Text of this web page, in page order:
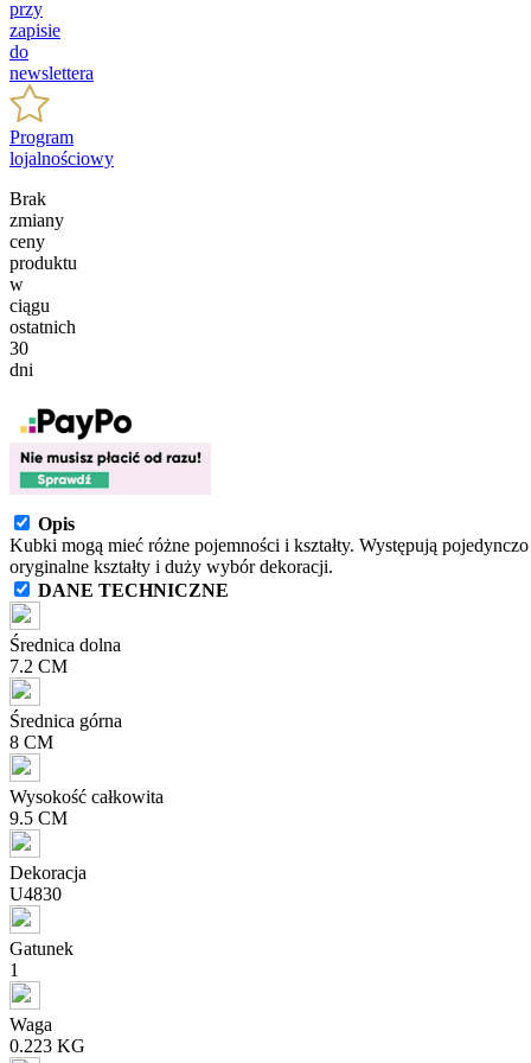
przy
zapisie
do
newslettera
Program
lojalnościowy
Brak
zmiany
ceny
produktu
w
ciągu
ostatnich
30
dni
Opis
Kubki mogą mieć różne pojemności i kształty. Występują
oryginalne kształty i duży wybór dekoracji.
DANE TECHNICZNE
Średnica dolna
7.2 CM
Średnica górna
8 CM
Wysokość całkowita
9.5 CM
Dekoracja
U4830
Gatunek
1
Waga
0.223 KG